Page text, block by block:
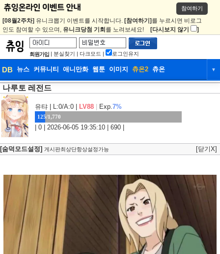
참여하기
[08월2주차] 유니크뽑기 이벤트를 시작합니다. [참여하기] 를 누르시면 비로그
인도 참여할 수 있으며, 유니크당첨 기회 를 노려보세요! [다시보지 않기 ]
회원가입 | 분실찾기 | 다크모드 | 로그인유지
DB 뉴스 커뮤니티 애니만화 웹툰 이미지 츄온2 츄온 ▼
DB
웹툰 이미지
나루토 레전드
유탸 | L:0/A:0 | LV88 Exp.7%
125/1,770
| 0 | 2026-06-05 19:35:10 | 690 |
[숨덕모드설정] 게시판최상단항상설정가능 [닫기X]